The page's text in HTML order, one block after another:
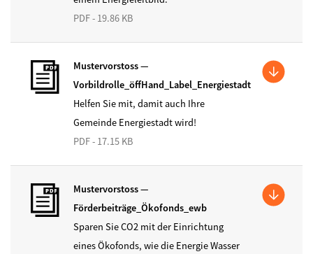
PDF - 19.86 KB
Mustervorstoss —
Vorbildrolle_öffHand_Label_Energiestadt
Helfen Sie mit, damit auch Ihre
Gemeinde Energiestadt wird!
PDF - 17.15 KB
Mustervorstoss —
Förderbeiträge_Ökofonds_ewb
Sparen Sie CO2 mit der Einrichtung
eines Ökofonds, wie die Energie Wasser